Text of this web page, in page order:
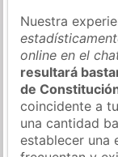
Nuestra
online en el
resultará
de
coincidente a
una cantidad
establecer una